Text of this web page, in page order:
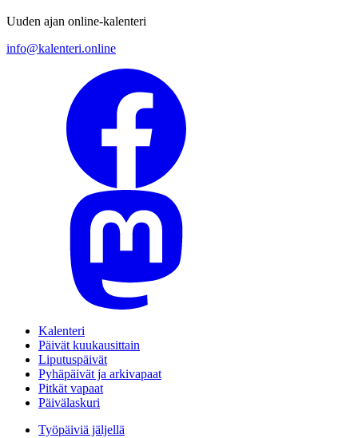
Uuden ajan online-kalenteri
info@kalenteri.online
Kalenteri
Päivät kuukausittain
Liputuspäivät
Pyhäpäivät ja arkivapaat
Pitkät vapaat
Päivälaskuri
Työpäiviä jäljellä